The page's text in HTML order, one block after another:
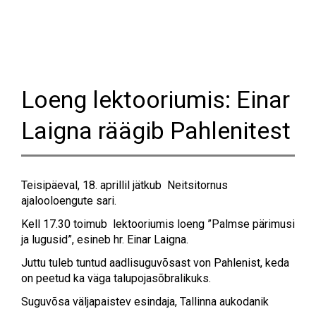
Loeng lektooriumis: Einar
Laigna räägib Pahlenitest
Teisipäeval, 18. aprillil jätkub Neitsitornus
ajalooloengute sari.
Kell 17.30 toimub lektooriumis loeng ”Palmse pärimusi
ja lugusid”, esineb hr. Einar Laigna.
Juttu tuleb tuntud aadlisuguvõsast von Pahlenist, keda
on peetud ka väga talupojasõbralikuks.
Suguvõsa väljapaistev esindaja, Tallinna aukodanik